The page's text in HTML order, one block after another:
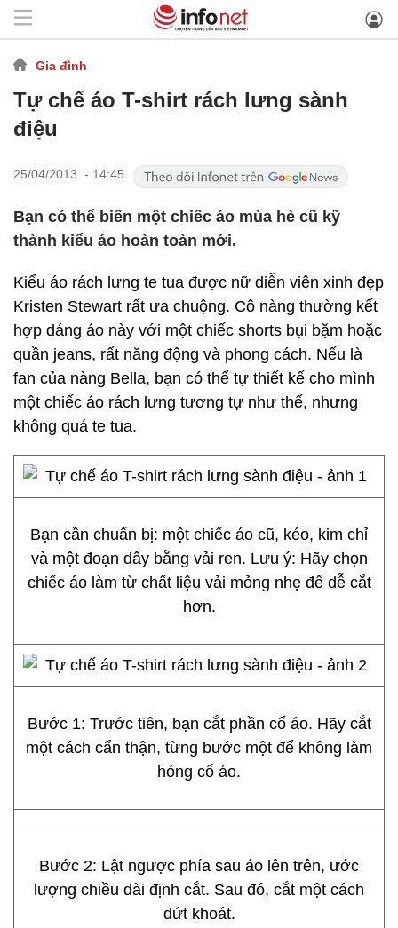
Gia đình
Tự chế áo T-shirt rách lưng sành
điệu
25/04/2013 - 14:45
Bạn có thể biến một chiếc áo mùa hè cũ kỹ
thành kiểu áo hoàn toàn mới.
Kiểu áo rách lưng te tua được nữ diễn viên xinh đẹp
Kristen Stewart rất ưa chuộng. Cô nàng thường kết
hợp dáng áo này với một chiếc shorts bụi bặm hoặc
quần jeans, rất năng động và phong cách. Nếu là
fan của nàng Bella, bạn có thể tự thiết kế cho mình
một chiếc áo rách lưng tương tự như thế, nhưng
không quá te tua.
Bạn cần chuẩn bị: một chiếc áo cũ, kéo, kim chỉ
và một đoạn dây bằng vải ren. Lưu ý: Hãy chọn
chiếc áo làm từ chất liệu vải mỏng nhẹ để dễ cắt
hơn.
Bước 1: Trước tiên, bạn cắt phần cổ áo. Hãy cắt
một cách cẩn thận, từng bước một để không làm
hỏng cổ áo.
Bước 2: Lật ngược phía sau áo lên trên, ước
lượng chiều dài định cắt. Sau đó, cắt một cách
dứt khoát.